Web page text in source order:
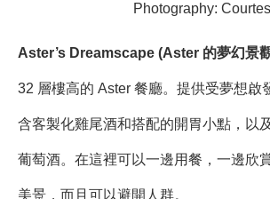
Photography:
Aster’s Dreamscape (Aster 的夢幻景
32 層樓高的 Aster 餐廳。提供受夢想啟
含客製化雞尾酒和搭配的開胃小點，以
葡萄酒。在這裡可以一邊用餐，一邊欣
美景，而且可以避開人群。